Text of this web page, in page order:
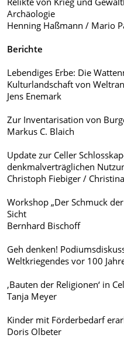
Archäologie
Henning Haßmann / Mario
Berichte
Lebendiges Erbe: Die
Kulturlandschaft von
Jens Enemark
Zur Inventarisation von
Markus C. Blaich
Update zur Celler
denkmalverträglichen
Christoph Fiebiger /
Workshop „Der Schmuck
Sicht
Bernhard Bischoff
Geh denken!
Weltkriegendes vor 100
,Bauten der Religionen‘ in
Tanja Meyer
Kinder mit Förderbedarf
Doris Olbeter